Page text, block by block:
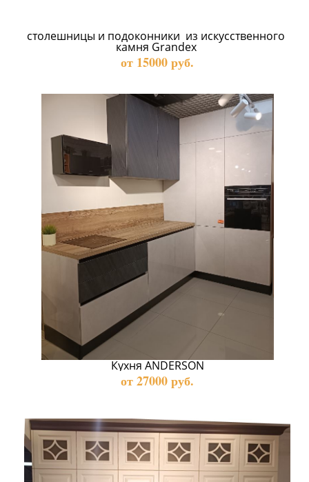
столешницы и подоконники  из искусственного
камня Grandex
от 15000 руб.
Кухня ANDERSON
от 27000 руб.